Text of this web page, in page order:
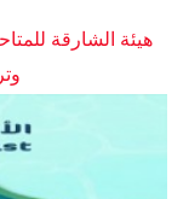
هيئة الشارقة